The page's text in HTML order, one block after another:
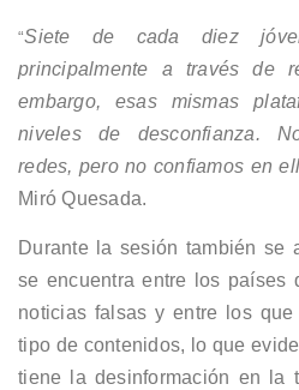
“Siete de cada diez
principalmente a través de
embargo, esas mismas
niveles de desconfianza.
redes, pero no confiamos en
Miró Quesada.
Durante la sesión también se
se encuentra entre los países
noticias falsas y entre los
tipo de contenidos, lo que
tiene la desinformación en la